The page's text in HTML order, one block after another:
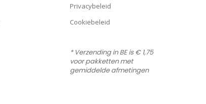
Privacybeleid
Cookiebeleid
* Verzending in BE is € 1,75
voor pakketten met
gemiddelde afmetingen